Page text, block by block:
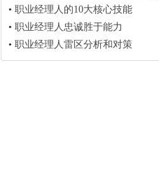
• 职业经理人的10大核心技能
• 职业经理人忠诚胜于能力
• 职业经理人雷区分析和对策